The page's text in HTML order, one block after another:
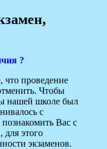
?
что проведение
Чтобы
нашей школе был
с
Вас с
для этого
экзаменов.